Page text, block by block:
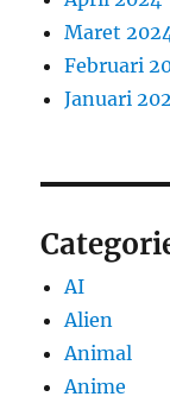
Maret
Februari
Januari
AI
Alien
Animal
Anime